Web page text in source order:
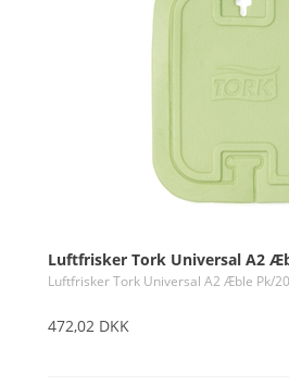
Luftfrisker Tork Universal A2
Luftfrisker Tork Universal A2 Æble Pk/20
472,02 DKK